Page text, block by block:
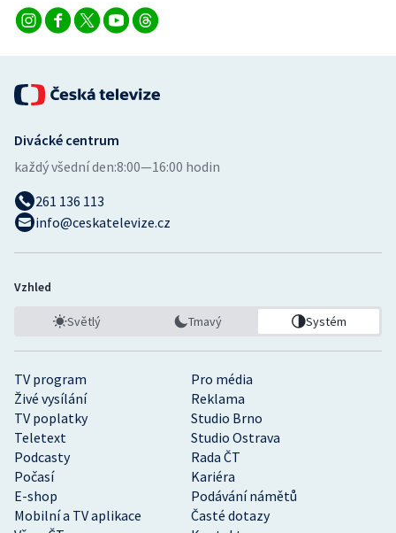
TV program
Pro média
Živé vysílání
Reklama
TV poplatky
Studio Brno
Teletext
Studio Ostrava
Podcasty
Rada ČT
Počasí
Kariéra
E-shop
Podávání námětů
Mobilní a TV aplikace
Časté dotazy
Divácké centrum
každý všední den:8:00—16:00 hodin
261 136 113
info@ceskatelevize.cz
Vzhled
Světlý Tmavý Systém